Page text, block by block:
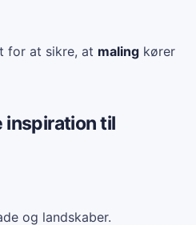
for at sikre, at maling kører
inspiration til
og landskaber.